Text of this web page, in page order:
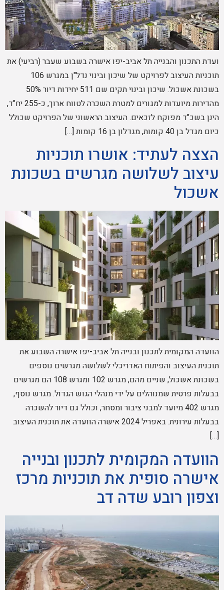
ועדת התכנון והבנייה תל אביב-יפו אישרה בשבוע שעבר (רביעי) את
תוכניות העיצוב לפרויקט של שיכון ובינוי נדל"ן במגרש 106
בשכונת אשכול. שיכון ובינוי תקים שם 511 יחידות דיור 50%
מהדירות מיועדות למגורים למטרת השכרה לטווח ארוך, כ-255 יח"ד,
הינן בשכ"ד מפוקח לזכאים. העיצוב הראשוני של הפרויקט שכולל
כיום מגדל בן 40 קומות, מגדלון בן 16 קומות […]
הצצה לעתיד: אושרו תוכניות
עיצוב לשלושה מגרשים בשכונת
אשכול
הוועדה המקומית לתכנון ובנייה תל אביב-יפו אישרה השבוע את
תוכנית העיצוב והפיתוח האדריכלי לשלושה מגרשים נוספים
בשכונת אשכול, שניים מהם, מגרש 102 ומגרש 108 הם מגרשים
בבעלות פרטית שמנוהלים על ידי מנהלי הגוש הגדול. מגרש נוסף,
מגרש 402 מיועד למבני ציבור ומסחר, וכולל גם דיור להשכרה
בבעלות עירונית. באפריל 2024 אישרה הוועדה את תוכנית העיצוב
[…]
הוועדה המקומית לתכנון ובנייה
אישרה סופית את תוכניות מרכז
וצפון רובע שדה דב